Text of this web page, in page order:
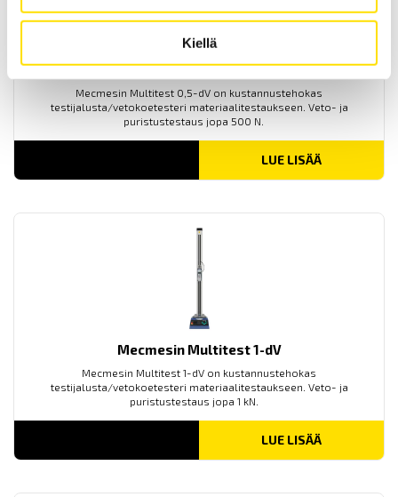
Kiellä
Mecmesin Multitest 0,5-dV
Mecmesin Multitest 0,5-dV on kustannustehokas
testijalusta/vetokoetesteri materiaalitestaukseen. Veto- ja
puristustestaus jopa 500 N.
LUE LISÄÄ
Mecmesin Multitest 1-dV
Mecmesin Multitest 1-dV on kustannustehokas
testijalusta/vetokoetesteri materiaalitestaukseen. Veto- ja
puristustestaus jopa 1 kN.
LUE LISÄÄ